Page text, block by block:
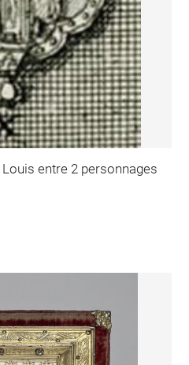
entre 2 personnages